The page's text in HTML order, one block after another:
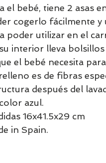
el bebé, tiene 2 asas
cogerlo fácilmente y
poder utilizar en el
interior lleva
el bebé necesita
es de fibras
después del
azul.
16x41.5x29 cm
in Spain.